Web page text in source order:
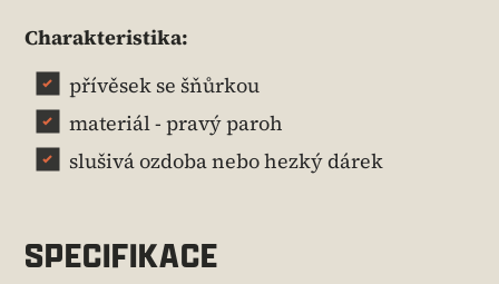
Charakteristika:
přívěsek se šňůrkou
materiál - pravý paroh
slušivá ozdoba nebo hezký dárek
SPECIFIKACE